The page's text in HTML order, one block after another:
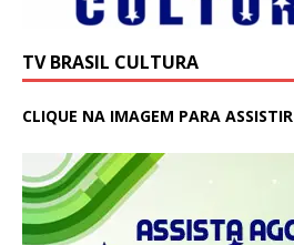
TV BRASIL CULTURA
CLIQUE NA IMAGEM PARA ASSISTIR